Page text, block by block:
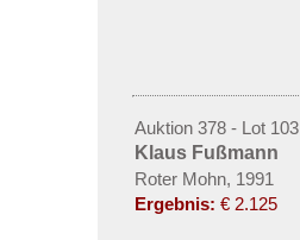
Auktion 378 - Lot 103
Klaus Fußmann
Roter Mohn, 1991
Ergebnis: € 2.125